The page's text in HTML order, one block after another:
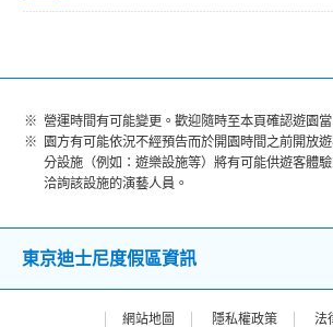
營運時間有可能變更。歡迎隨時至本頁確認遊園當
園方有可能依況不經預告而於開園時間之前開放
分設施（例如：遊樂設施等）將有可能供遊客體
洽詢該設施的演藝人員。
東京迪士尼度假區資訊
網站地圖 隱私權政策 法